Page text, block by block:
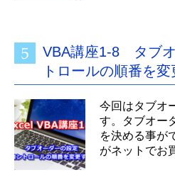
VBA講座1-8 タブ
トロールの順番を変
今回はタブオ
す。タブオー
を決める事が
がネットでお